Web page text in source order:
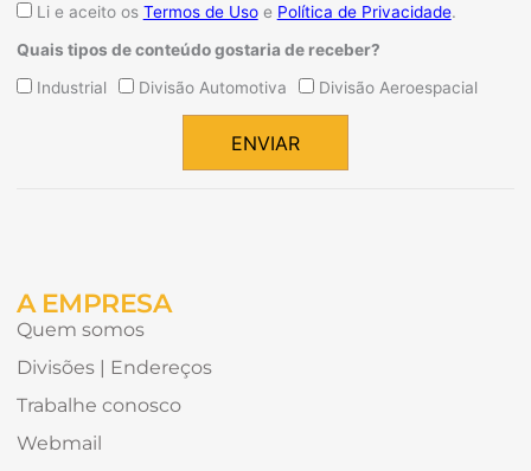
AceiteLi e aceito os Termos de Usoe Política de Privacidade.
Quais tipos de conteúdo gostaria de receber?
QuaisIndustrial Divisão Automotiva Divisão Aeroespacial
ENVIAR
A EMPRESA
Quem somos
Divisões | Endereços
Trabalhe conosco
Webmail